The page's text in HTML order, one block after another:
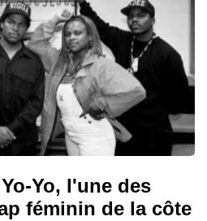
Yo, l'une des
féminin de la côte